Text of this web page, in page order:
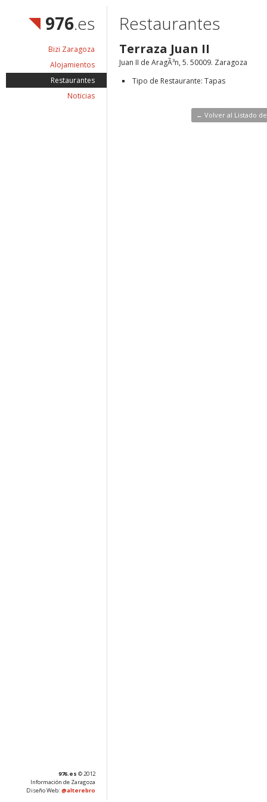
976.es
Bizi Zaragoza
Alojamientos
Restaurantes
Noticias
Restaurantes
Terraza Juan II
Juan II de AragÃ³n, 5. 50009. Zaragoza
Tipo de Restaurante: Tapas
← Volver al Listado
976.es © 2012
Información de Zaragoza
Diseño Web: @alterebro